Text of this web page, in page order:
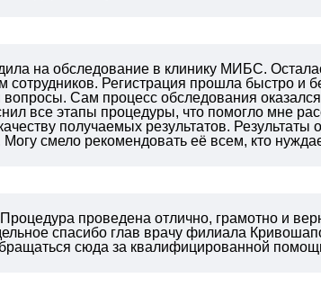
на обследование в клинику МИБС.
сотрудников. Регистрация прошла быстро
вопросы. Сам процесс обследования
все этапы процедуры, что помогло мне
получаемых результатов. Результаты
Могу смело рекомендовать её всем, кто
проведена отлично, грамотно и
спасибо глав врачу филиала
сюда за квалифицированной